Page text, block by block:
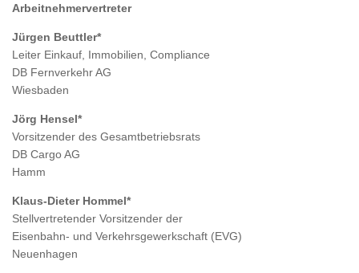
Arbeitnehmervertreter
Jürgen Beuttler*
Leiter Einkauf, Immobilien, Compliance
DB Fernverkehr AG
Wiesbaden
Jörg Hensel*
Vorsitzender des Gesamtbetriebsrats
DB Cargo AG
Hamm
Klaus-Dieter Hommel*
Stellvertretender Vorsitzender der
Eisenbahn- und Verkehrsgewerkschaft (EVG)
Neuenhagen